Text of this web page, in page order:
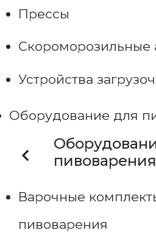
Прессы
Скороморозильные
Устройства
Оборудование для
пивоварения
Варочные
пивоварения